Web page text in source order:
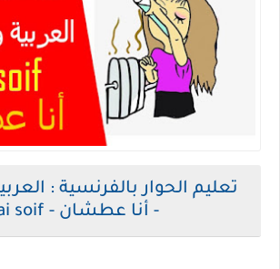
تعليم الحوار بالفرنسية :
- أنا عطشان - J'ai soif